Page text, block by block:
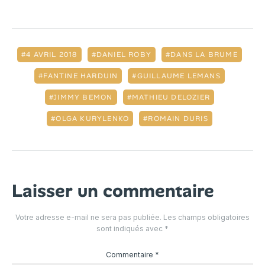
4 AVRIL 2018 DANIEL ROBY DANS LA BRUME
FANTINE HARDUIN GUILLAUME LEMANS
JIMMY BEMON MATHIEU DELOZIER
OLGA KURYLENKO ROMAIN DURIS
Laisser un commentaire
Votre adresse e-mail ne sera pas publiée. Les champs obligatoires
sont indiqués avec *
Commentaire *